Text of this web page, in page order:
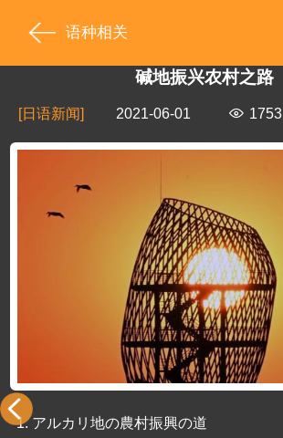
语种相关
碱地振兴农村之路
[日语新闻] 2021-06-01 1753
1. アルカリ地の農村振興の道